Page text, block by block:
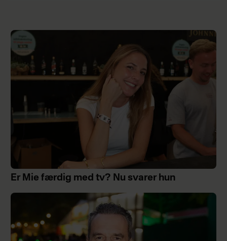
Er Mie færdig med tv? Nu svarer hun